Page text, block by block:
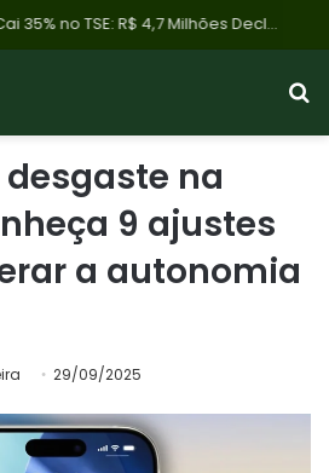
Patrimônio de Lula Cai 35% no TSE: R$ 4,7 Milhões Declarados em 2024 Contrastam com R$ 7,4 Milhões de 2022, Veja Detalhes
desgaste na
9 ajustes
a autonomia
29/09/2025